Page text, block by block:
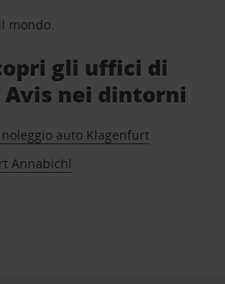
mondo.
gli uffici di
nei dintorni
auto Klagenfurt
Annabichl